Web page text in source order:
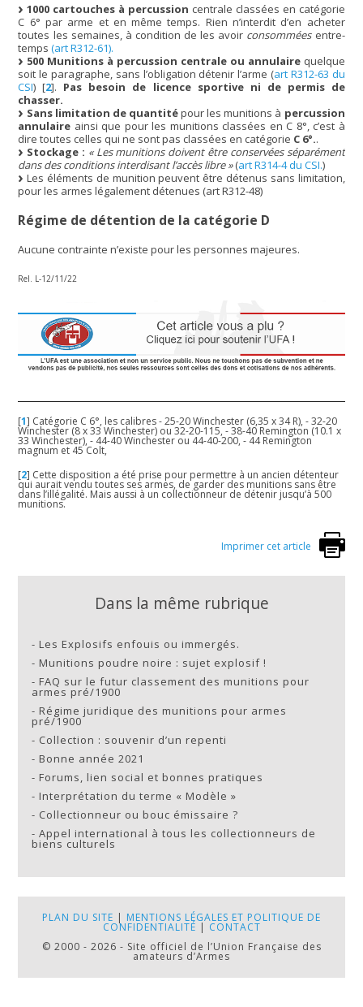
1000 cartouches à percussion centrale classées en catégorie
C 6° par arme et en même temps. Rien n’interdit d’en acheter
toutes les semaines, à condition de les avoir consomméesentre-
temps(art R312-61).
500 Munitions à percussion centrale ou annulairequelque
soit le paragraphe, sans l’obligation détenir l’arme (art R312-63 du
CSI) [2]. Pas besoin de licence sportive ni de permis de
chasser.
Sans limitation de quantitépour les munitions à percussion
annulaire ainsi que pour les munitions classées en C 8°, c’est à
dire toutes celles qui ne sont pas classées en catégorie C 6°..
Stockage : « Les munitions doivent être conservées séparément
dans des conditions interdisant l’accès libre »(art R314-4 du CSI.)
Les éléments de munition peuvent être détenus sans limitation,
pour les armes légalement détenues (art R312-48)
Régime de détention de la catégorie D
Aucune contrainte n’existe pour les personnes majeures.
Rel. L-12/11/22
[1] Catégorie C 6°, les calibres - 25-20 Winchester (6,35 x 34 R), - 32-20
Winchester (8 x 33 Winchester) ou 32-20-115, - 38-40 Remington (10.1 x
33 Winchester), - 44-40 Winchester ou 44-40-200, - 44 Remington
magnum et 45 Colt,
[2] Cette disposition a été prise pour permettre à un ancien détenteur
qui aurait vendu toutes ses armes, de garder des munitions sans être
dans l’illégalité. Mais aussi à un collectionneur de détenir jusqu’à 500
munitions.
Imprimer cet article
Dans la même rubrique
-Les Explosifs enfouis ou immergés.
-Munitions poudre noire : sujet explosif !
-FAQ sur le futur classement des munitions pour
armes pré/1900
-Régime juridique des munitions pour armes
pré/1900
- Collection : souvenir d’un repenti
-Bonne année 2021
-Forums, lien social et bonnes pratiques
-Interprétation du terme « Modèle »
- Collectionneur ou bouc émissaire ?
-Appel international à tous les collectionneurs de
biens culturels
PLAN DU SITE | MENTIONS LÉGALES ET POLITIQUE DE
CONFIDENTIALITÉ | CONTACT
© 2000 - 2026 - Site officiel de l’Union Française des
amateurs d’Armes